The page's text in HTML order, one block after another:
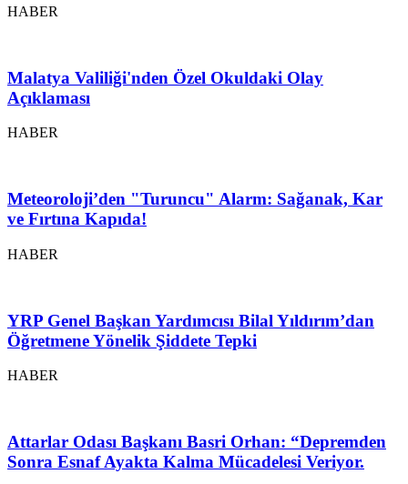
HABER
Malatya Valiliği'nden Özel Okuldaki Olay
Açıklaması
HABER
Meteoroloji’den "Turuncu" Alarm: Sağanak, Kar
ve Fırtına Kapıda!
HABER
YRP Genel Başkan Yardımcısı Bilal Yıldırım’dan
Öğretmene Yönelik Şiddete Tepki
HABER
Attarlar Odası Başkanı Basri Orhan: “Depremden
Sonra Esnaf Ayakta Kalma Mücadelesi Veriyor.